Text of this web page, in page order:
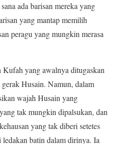
ada barisan mereka yang
yang mantap memilih
peragu yang mungkin merasa
yang awalnya ditugaskan
Husain. Namun, dalam
wajah Husain yang
tak mungkin dipalsukan, dan
yang tak diberi setetes
batin dalam dirinya. Ia